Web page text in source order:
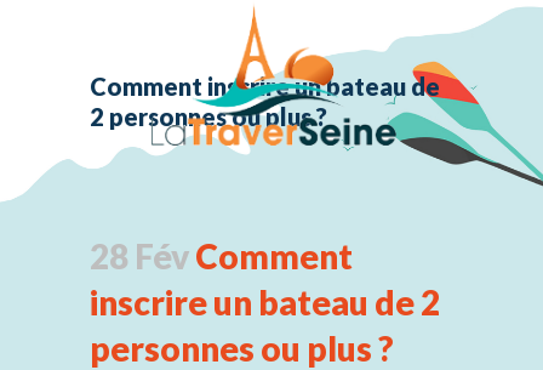
Comment inscrire un bateau de
2 personnes ou plus ?
28 FévComment
inscrire un bateau de 2
personnes ou plus ?